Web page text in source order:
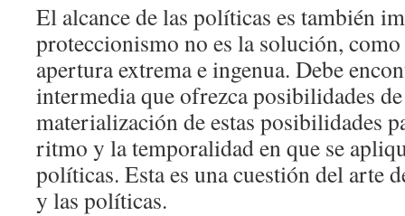
El alcance de las políticas es también
proteccionismo no es la solución,
apertura extrema e ingenua. Debe
intermedia que ofrezca posibilidades
materialización de estas posibilidades
ritmo y la temporalidad en que se
políticas. Esta es una cuestión del arte
y las políticas.